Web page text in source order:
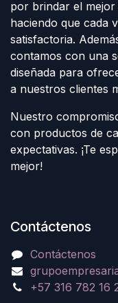
por brindar el mejor
haciendo que cada
satisfactoria.
contamos con una
diseñada para
a nuestros clientes
Nuestro
con productos de
expectativas. ¡Te
mejor!
Contáctenos
Contáctenos
+57 316 782 16